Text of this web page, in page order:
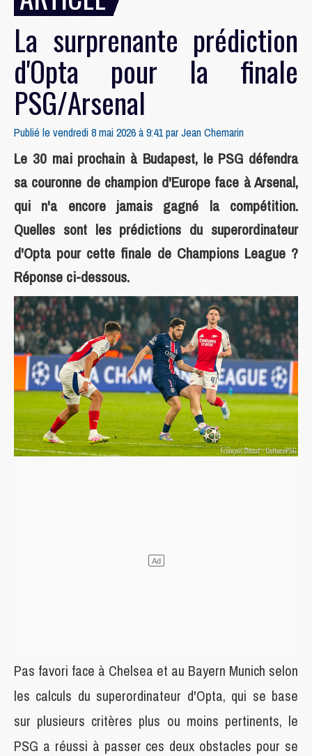
La surprenante prédiction
d'Opta pour la finale
PSG/Arsenal
Publié le vendredi 8 mai 2026 à 9:41 parJean Chemarin
Le 30 mai prochain à Budapest, le PSG défendra
sa couronne de champion d'Europe face à Arsenal,
qui n'a encore jamais gagné la compétition.
Quelles sont les prédictions du superordinateur
d'Opta pour cette finale de Champions League ?
Réponse ci-dessous.
Pas favori face à Chelsea et au Bayern Munich selon
les calculs du superordinateur d'Opta, qui se base
sur plusieurs critères plus ou moins pertinents, le
PSG a réussi à passer ces deux obstacles pour se